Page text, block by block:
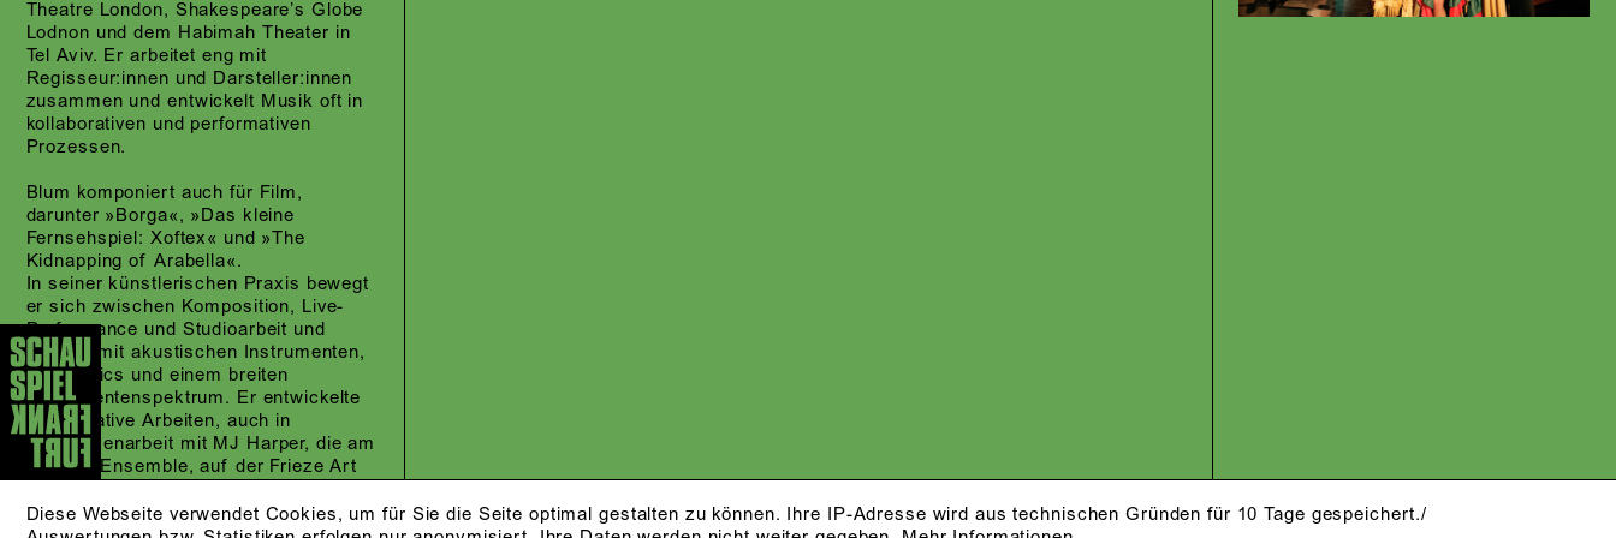
Diese Webseite verwendet Cookies, um für Sie die Seite optimal gestalten zu können. Ihre IP-Adresse wird aus technischen Gründen für 10 Tage gespeichert./
Theatre London, Shakespeare’s Globe
Lodnon und dem Habimah Theater in
Tel Aviv. Er arbeitet eng mit
Regisseur:innen und Darsteller:innen
zusammen und entwickelt Musik oft in
kollaborativen und performativen
Prozessen.
Blum komponiert auch für Film,
darunter »Borga«, »Das kleine
Fernsehspiel: Xoftex« und »The
Kidnapping of Arabella«.
In seiner künstlerischen Praxis bewegt
er sich zwischen Komposition, Live-
Performance und Studioarbeit und
arbeitet mit akustischen Instrumenten,
Electronics und einem breiten
Instrumentenspektrum. Er entwickelte
performative Arbeiten, auch in
Zusammenarbeit mit MJ Harper, die am
Berliner Ensemble, auf der Frieze Art
Nationalgalerie Berlin präsentiert